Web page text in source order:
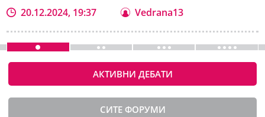
20.12.2024, 19:37 Vedrana13
АКТИВНИ ДЕБАТИ
СИТЕ ФОРУМИ